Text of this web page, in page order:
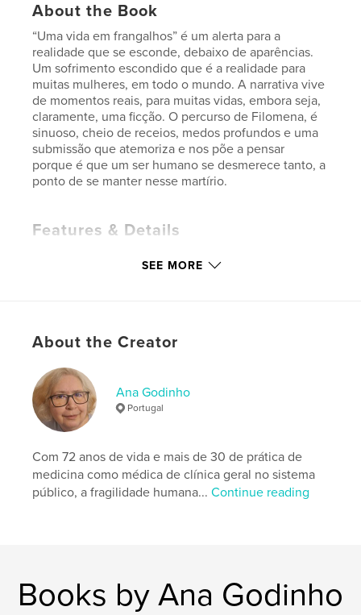
About the Book
“Uma vida em frangalhos” é um alerta para a
realidade que se esconde, debaixo de aparências.
Um sofrimento escondido que é a realidade para
muitas mulheres, em todo o mundo. A narrativa vive
de momentos reais, para muitas vidas, embora seja,
claramente, uma ficção. O percurso de Filomena, é
sinuoso, cheio de receios, medos profundos e uma
submissão que atemoriza e nos põe a pensar
porque é que um ser humano se desmerece tanto, a
ponto de se manter nesse martírio.
Features & Details
# of Pages: 168
Softcover: 9798319914989
Publish Date:
Aug 07, 2025
LanguagePortuguese
Keywords
machismo , agressão , violência doméstica
SEE MORE
About the Creator
Ana Godinho
Portugal
Com 72 anos de vida e mais de 30 de prática de
medicina como médica de clínica geral no sistema
público, a fragilidade humana...Continue reading
Books by Ana Godinho